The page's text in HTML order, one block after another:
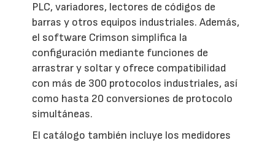
PLC, variadores, lectores de códigos de
barras y otros equipos industriales. Además,
el software Crimson simplifica la
configuración mediante funciones de
arrastrar y soltar y ofrece compatibilidad
con más de 300 protocolos industriales, así
como hasta 20 conversiones de protocolo
simultáneas.
El catálogo también incluye los medidores